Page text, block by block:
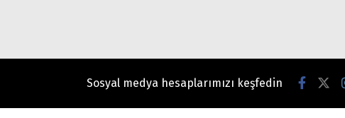
Sosyal medya hesaplarımızı keşfedin